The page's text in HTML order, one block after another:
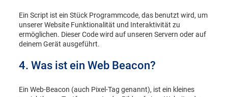
Ein Script ist ein Stück Programmcode, das benutzt wird, um
unserer Website Funktionalität und Interaktivität zu
ermöglichen. Dieser Code wird auf unseren Servern oder auf
deinem Gerät ausgeführt.
4. Was ist ein Web Beacon?
Ein Web-Beacon (auch Pixel-Tag genannt), ist ein kleines